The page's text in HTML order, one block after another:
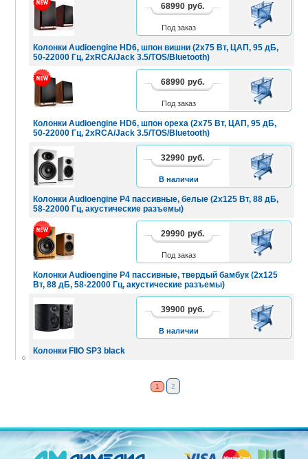
Колонки Audioengine HD6, шпон вишни (2x75 Вт, ЦАП, 95 дБ,
50-22000 Гц, 2xRCA/Jack 3.5/TOS/Bluetooth)
68990 руб.
Под заказ
В
КОРЗИНУ
Колонки Audioengine HD6, шпон ореха (2x75 Вт, ЦАП, 95 дБ,
50-22000 Гц, 2xRCA/Jack 3.5/TOS/Bluetooth)
68990 руб.
Под заказ
В
КОРЗИНУ
Колонки Audioengine P4 пассивные, белые (2x125 Вт, 88 дБ,
58-22000 Гц, акустические разъемы)
32990 руб.
В наличии
В
КОРЗИНУ
Колонки Audioengine P4 пассивные, твердый бамбук (2x125
Вт, 88 дБ, 58-22000 Гц, акустические разъемы)
29990 руб.
Под заказ
В
КОРЗИНУ
Колонки FIIO SP3 black
39900 руб.
В наличии
В
КОРЗИНУ
1 2